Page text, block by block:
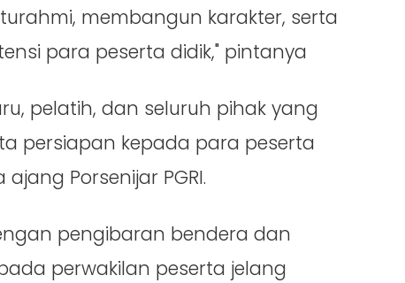
membangun karakter, serta
para peserta didik," pintanya
pelatih, dan seluruh pihak yang
persiapan kepada para peserta
Porsenijar PGRI.
pengibaran bendera dan
perwakilan peserta jelang